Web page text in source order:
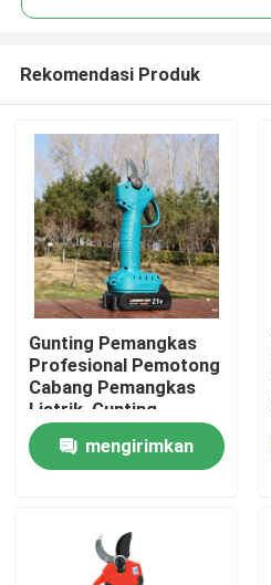
Rumah
Rekomendasi Produk
Gunting Pemangkas
Profesional Pemotong
Cabang Pemangkas
Listrik, Gunting
Pemangkas Tanpa
Kabel 25V Tanpa Sikat
mengirimkan